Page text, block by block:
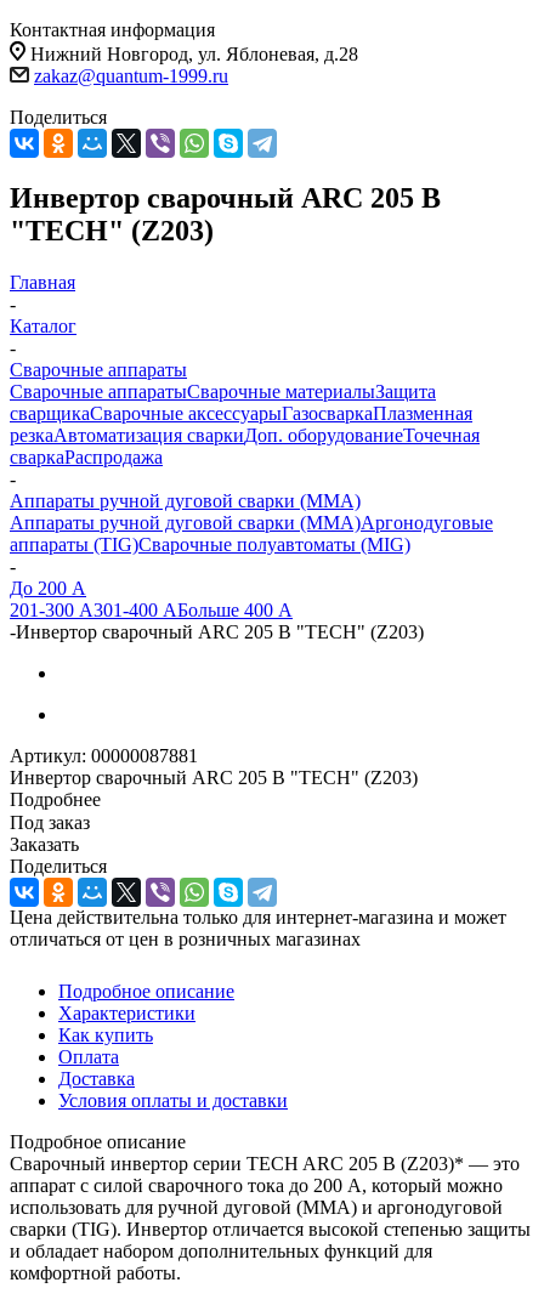
Контактная информация
Нижний Новгород, ул. Яблоневая, д.28
zakaz@quantum-1999.ru
Поделиться
Инвертор сварочный ARC 205 В
"TECH" (Z203)
Главная
-
Каталог
-
Сварочные аппараты
Сварочные аппаратыСварочные материалыЗащита
сварщикаСварочные аксессуарыГазосваркаПлазменная
резкаАвтоматизация сваркиДоп. оборудованиеТочечная
сваркаРаспродажа
-
Аппараты ручной дуговой сварки (MMA)
Аппараты ручной дуговой сварки (MMA)Аргонодуговые
аппараты (TIG)Сварочные полуавтоматы (MIG)
-
До 200 А
201-300 А301-400 АБольше 400 А
-Инвертор сварочный ARC 205 В "TECH" (Z203)
Артикул: 00000087881
Инвертор сварочный ARC 205 В "TECH" (Z203)
Подробнее
Под заказ
Заказать
Поделиться
Цена действительна только для интернет-магазина и может
отличаться от цен в розничных магазинах
Подробное описание
Характеристики
Как купить
Оплата
Доставка
Условия оплаты и доставки
Подробное описание
Сварочный инвертор серии TECH ARC 205 В (Z203)* — это
аппарат с силой сварочного тока до 200 А, который можно
использовать для ручной дуговой (MMA) и аргонодуговой
сварки (TIG). Инвертор отличается высокой степенью защиты
и обладает набором дополнительных функций для
комфортной работы.